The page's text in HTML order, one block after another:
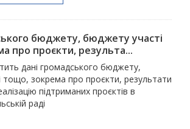
бюджету, бюджету участі
про проєкти, результа...
дані громадського бюджету,
тощо, зокрема про проєкти, результати
підтриманих проєктів в
раді